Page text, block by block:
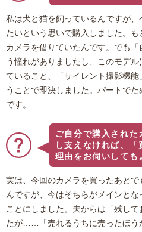
私は犬と猫を飼っているんですが
たいという思いで購入しました。
カメラを借りていたんです。でも
う憧れがありましたし、このモデ
ていること、「サイレント撮影機
うことで即決しました。パートで
です。
ご自分で購入された
し支えなければ、
理由をお伺いしても
実は、今回のカメラを買ったあと
んですが、今はそちらがメインと
ことにしました。夫からは「残し
たが……「売れるうちに売ったほう